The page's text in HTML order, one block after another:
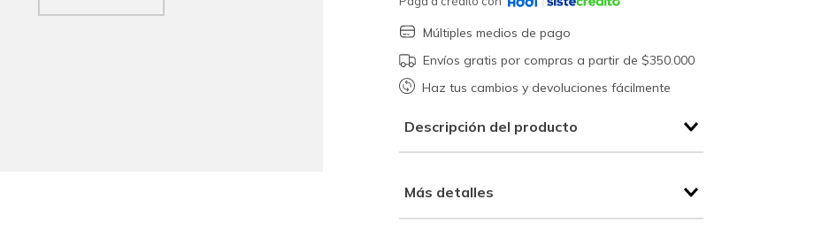
Múltiples medios de pago
Envíos gratis por compras a partir de $350.000
Haz tus cambios y devoluciones fácilmente
Descripción del producto
Más detalles